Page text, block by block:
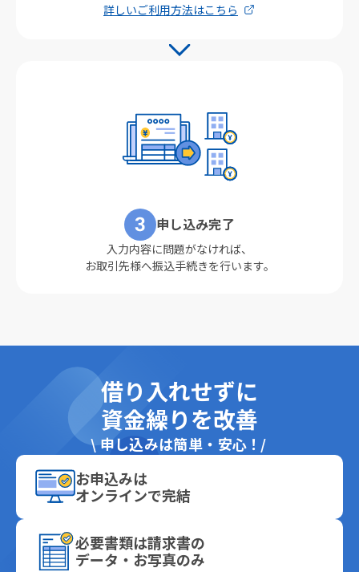
詳しいご利用方法はこちら
申し込み完了
入力内容に問題がなければ、
お取引先様へ振込手続きを行います。
借り入れせずに
資金繰りを改善
\申し込みは簡単・安心！
お申込みは
オンラインで完結
必要書類は請求書の
データ・お写真のみ